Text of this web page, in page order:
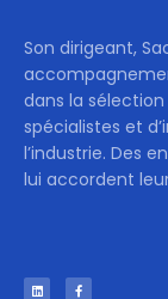
Son dirigeant,
dans la
spécialistes et
l’industrie. Des
lui accordent